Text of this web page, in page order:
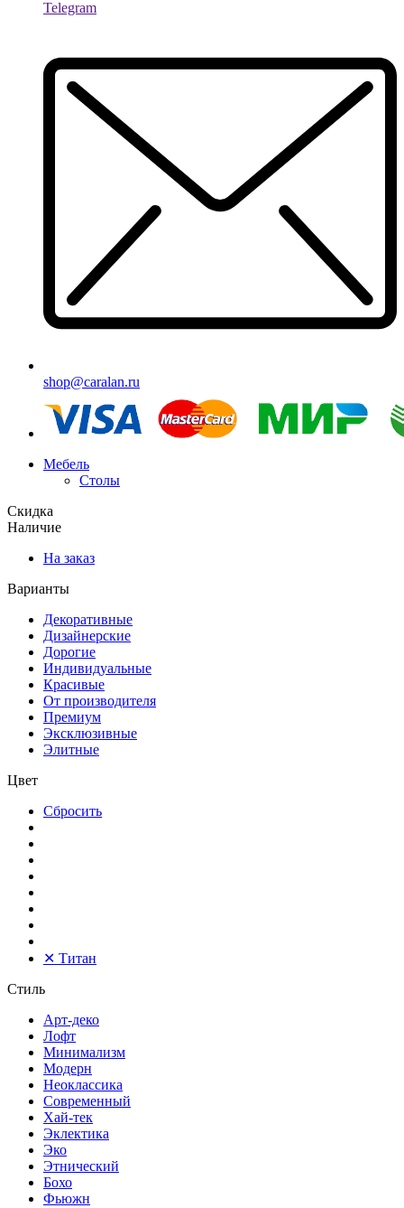
Telegram
shop@caralan.ru
Мебель
Столы
Скидка
Наличие
На заказ
Варианты
Декоративные
Дизайнерские
Дорогие
Индивидуальные
Красивые
От производителя
Премиум
Эксклюзивные
Элитные
Цвет
Сбросить
✕ Титан
Стиль
Арт-деко
Лофт
Минимализм
Модерн
Неоклассика
Современный
Хай-тек
Эклектика
Эко
Этнический
Бохо
Фьюжн